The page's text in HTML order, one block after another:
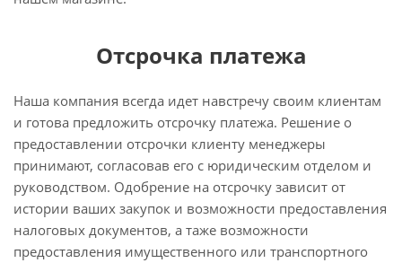
Отсрочка платежа
Наша компания всегда идет навстречу своим клиентам
и готова предложить отсрочку платежа. Решение о
предоставлении отсрочки клиенту менеджеры
принимают, согласовав его с юридическим отделом и
руководством. Одобрение на отсрочку зависит от
истории ваших закупок и возможности предоставления
налоговых документов, а таже возможности
предоставления имущественного или транспортного